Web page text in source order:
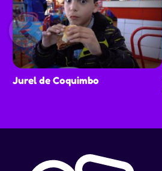
Jurel de Coquimbo